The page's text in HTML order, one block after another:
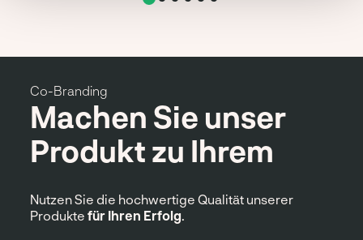
Co-Branding
Machen Sie unser
Produkt zu Ihrem
Nutzen Sie die hochwertige Qualität unserer
Produktefür Ihren Erfolg.